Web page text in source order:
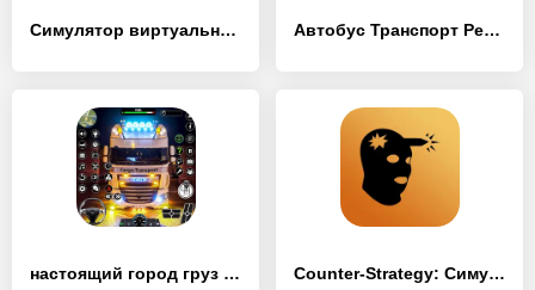
Симулятор виртуальной мамы - [MOD Много монет] Автобус Транспорт Реальный Сим - [MOD Много денег]
настоящий город груз транспорт - [MOD Бесконечные деньги] Counter-Strategy: Симулятор CS - [MOD Много денег]